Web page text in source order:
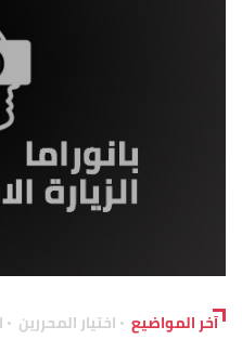
آخر المواضيع اختيار المحررين